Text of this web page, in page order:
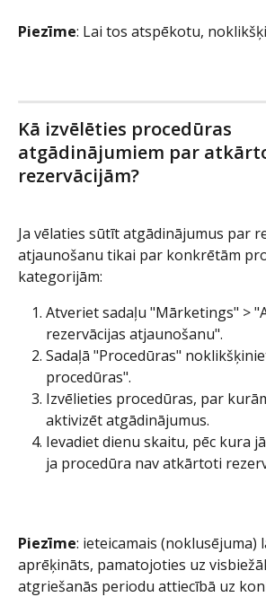
Piezīme: Lai tos atspēkotu,
Kā izvēlēties procedūras
atgādinājumiem par
rezervācijām?
Ja vēlaties sūtīt atgādinājumus par
atjaunošanu tikai par konkrētām
kategorijām:
Atveriet sadaļu "Mārketings" >
rezervācijas atjaunošanu".
Sadaļā "Procedūras"
procedūras".
Izvēlieties procedūras, par
aktivizēt atgādinājumus.
Ievadiet dienu skaitu, pēc kura
ja procedūra nav atkārtoti
Piezīme: ieteicamais (noklusējuma)
aprēķināts, pamatojoties uz
atgriešanās periodu attiecībā uz